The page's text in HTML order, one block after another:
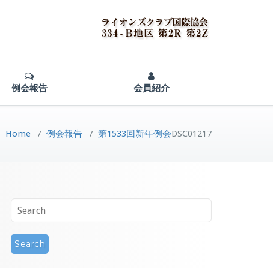
例会報告 会員紹介
Home / 例会報告 / 第1533回新年例会DSC01217